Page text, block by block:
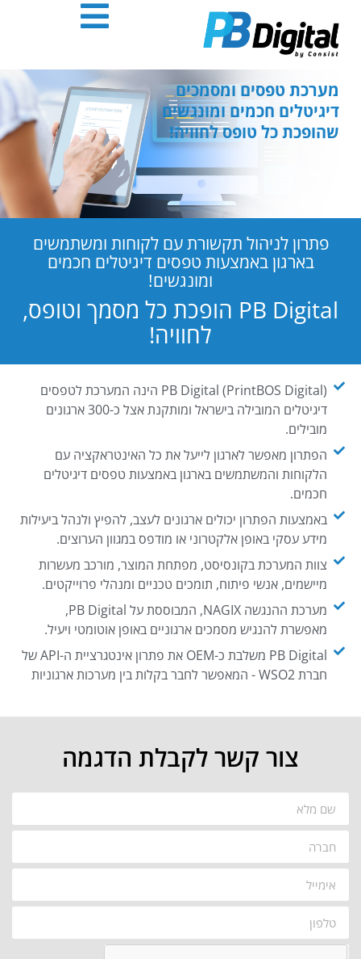
אנטר
מערכת טפסים ומסמכים
דיגיטלים חכמים ומונגשים
שהופכת כל טופס לחוויה!
פתרון לניהול תקשורת עם לקוחות ומשתמשים
בארגון באמצעות טפסים דיגיטלים חכמים
ומונגשים!
PB Digital הופכת כל מסמך וטופס,
לחוויה!
PB Digital (PrintBOS Digital) הינה המערכת לטפסים
דיגיטלים המובילה בישראל ומותקנת אצל כ-300 ארגונים
מובילים.
הפתרון מאפשר לארגון לייעל את כל האינטראקציה עם
הלקוחות והמשתמשים בארגון באמצעות טפסים דיגיטלים
חכמים.
באמצעות הפתרון יכולים ארגונים לעצב, להפיץ ולנהל ביעילות
מידע עסקי באופן אלקטרוני או מודפס במגוון הערוצים.
צוות המערכת בקונסיסט, מפתחת המוצר, מורכב מעשרות
מיישמים, אנשי פיתוח, תומכים טכניים ומנהלי פרוייקטים.
מערכת ההנגשה NAGIX, המבוססת על PB Digital,
מאפשרת להנגיש מסמכים ארגוניים באופן אוטומטי ויעיל.
PB Digital משלבת כ-OEM את פתרון אינטגרציית ה-API של
חברת WSO2 - המאפשר לחבר בקלות בין מערכות ארגוניות
צור קשר לקבלת הדגמה